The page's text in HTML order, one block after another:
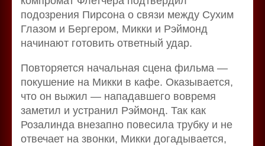
подозрения Пирсона о связи между Сухим
Глазом и Бергером, Микки и Рэймонд
начинают готовить ответный удар.
Повторяется начальная сцена фильма —
покушение на Микки в кафе. Оказывается,
что он выжил — нападавшего вовремя
заметил и устранил Рэймонд. Так как
Розалинда внезапно повесила трубку и не
отвечает на звонки, Микки догадывается,